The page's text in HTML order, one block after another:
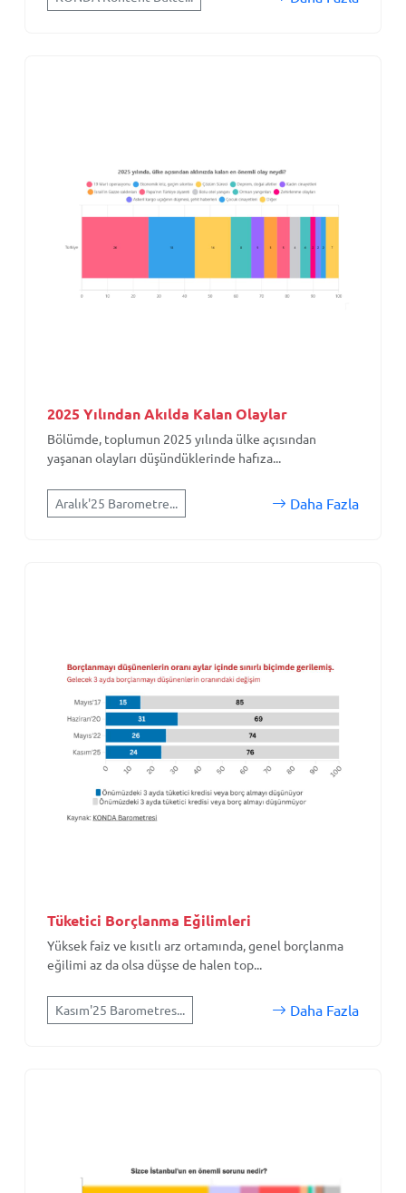
2025 Yılından Akılda Kalan Olaylar
Bölümde, toplumun 2025 yılında ülke açısından
yaşanan olayları düşündüklerinde hafıza...
Aralık'25 Barometre... Daha Fazla
Tüketici Borçlanma Eğilimleri
Yüksek faiz ve kısıtlı arz ortamında, genel borçlanma
eğilimi az da olsa düşse de halen top...
Kasım'25 Barometres... Daha Fazla